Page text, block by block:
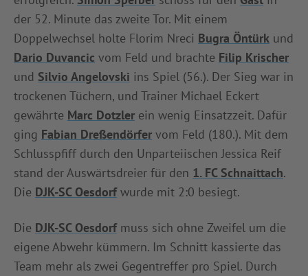
der 52. Minute das zweite Tor. Mit einem
Doppelwechsel holte Florim Nreci Bugra Öntürk und
Dario Duvancic vom Feld und brachte Filip Krischer
und Silvio Angelovski ins Spiel (56.). Der Sieg war in
trockenen Tüchern, und Trainer Michael Eckert
gewährte Marc Dotzler ein wenig Einsatzzeit. Dafür
ging Fabian Dreßendörfer vom Feld (180.). Mit dem
Schlusspfiff durch den Unparteiischen Jessica Reif
stand der Auswärtsdreier für den 1. FC Schnaittach.
Die DJK-SC Oesdorfwurde mit 2:0 besiegt.
Die DJK-SC Oesdorfmuss sich ohne Zweifel um die
eigene Abwehr kümmern. Im Schnitt kassierte das
Team mehr als zwei Gegentreffer pro Spiel. Durch